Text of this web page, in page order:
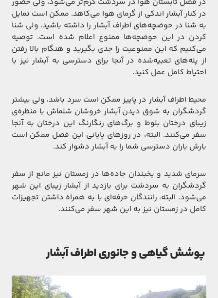
در کنار آبشار اندکی از گرمای هوا می‌کاهد. ممکن است تمایل
به شنا در حوضچه‌های اطراف آبشار را داشته باشید، ولی شنا
کردن در این حوضچه‌ها ممنوع اعلام شده است. توصیه
می‌کنیم که این ممنوعیت را جدی بگیرید و هنگام بالا رفتن
از پله‌های تعبیه‌شده در آنجا برای دسترسی به آبشار نیز با
احتیاط کامل عمل کنید.
محیط اطراف آبشار در پاییز ممکن است سرد باشد، ولی بیشتر
گردشگران به شوق دیدن آبشار خروشان شلماش با منظره‌ی
زیبای درختان بلوط و برگ‌های رنگارنگ این درختان به آنجا
سفر می‌کنند. البته، در روزهای پایانی این فصل ممکن است
بارش باران دسترسی شما را به آبشار دشوار کند.
سرمای شدید و یخبندان جاده‌ها در زمستان نیز مانع از سفر
گردشگران به سردشت برای بازدید از آبشار زیبای این شهر
می‌شود. البته، رانندگان حرفه‌ای با به همراه داشتن تجهیزات
کامل در زمستان نیز به این شهر سفر می‌کنند.
پوشش گیاهی و جانوری اطراف آبشار